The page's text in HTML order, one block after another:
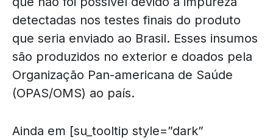
detectadas nos testes finais do produto
que seria enviado ao Brasil. Esses insumos
são produzidos no exterior e doados pela
Organização Pan-americana de Saúde
(OPAS/OMS) ao país.
Ainda em [su_tooltip style=”dark”